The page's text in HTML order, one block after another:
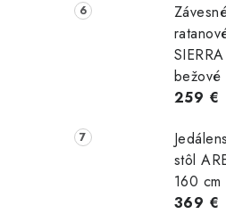
bežové
259 €
stôl
160 cm
369 €